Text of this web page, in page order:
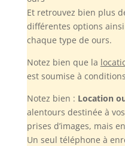
Et retrouvez bien plus
différentes options
chaque type de ours.
Notez bien que la
est soumise à
Notez bien : Location
alentours destinée à
prises d’images, mais
Un seul téléphone à